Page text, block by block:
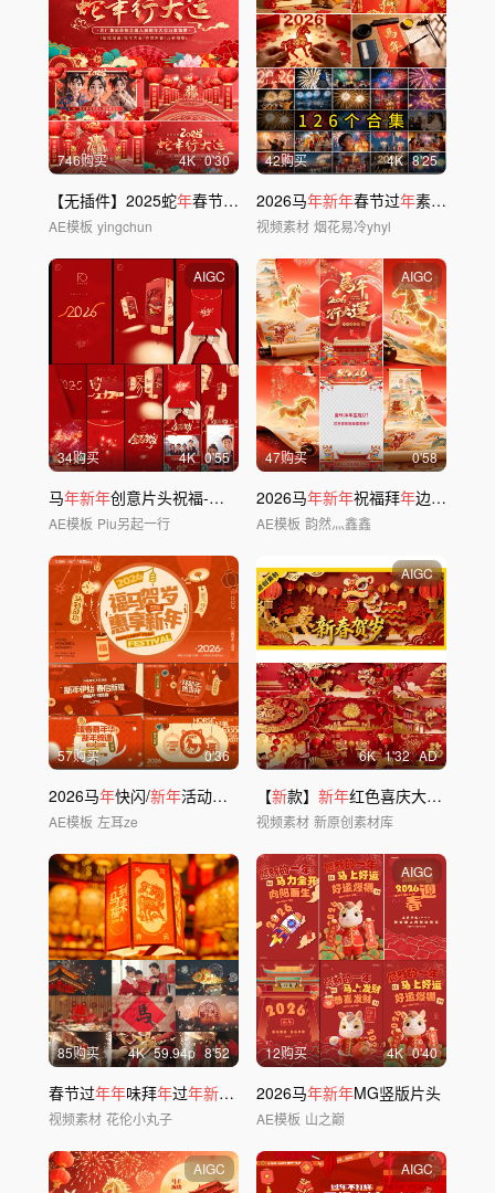
746购买 4K 0'30
【无插件】2025蛇年春节新年 片头
AE模板 yingchun
42购买 4K 8'25
2026马年新年春节过年素材
视频素材 烟花易冷yhyl
AIGC
34购买 4K 0'55
马年新年创意片头祝福-竖屏
AE模板 Piu另起一行
AIGC
47购买 0'58
2026马年新年祝福拜年边框竖版
AE模板 韵然灬鑫鑫
57购买 0'36
2026马年快闪/新年活动快闪/ 新年片头
AE模板 左耳ze
AIGC
6K 1'32 AD
【新款】 新年红色喜庆大气中国风春节片头
视频素材 新原创素材库
85购买 4K 59.94p 8'52
春节过年年味拜年过年新年 氛围年夜饭马年
视频素材 花伦小丸子
AIGC
12购买 4K 0'40
2026马年新年MG竖版片头
AE模板 山之巅
AIGC AIGC